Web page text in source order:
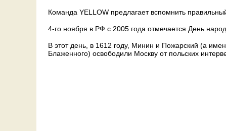
Команда YELLOW предлагает вспомнить
4-го ноября в РФ с 2005 года отмечается День
В этот день, в 1612 году, Минин и Пожарский (а
Блаженного) освободили Москву от польских